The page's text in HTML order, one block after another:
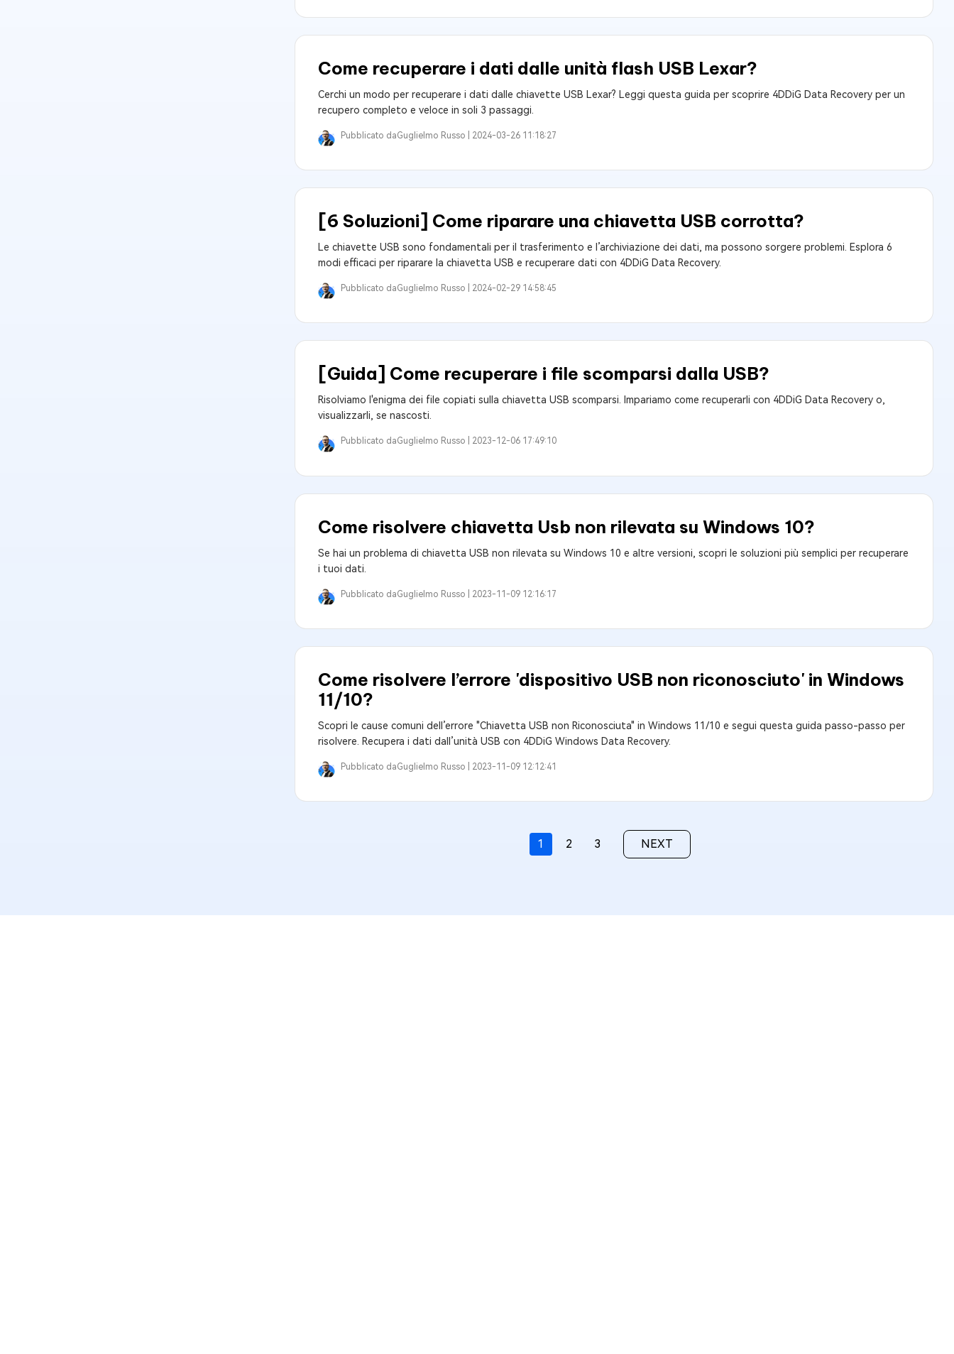
Come recuperare i dati dalle unità flash USB Lexar?
Cerchi un modo per recuperare i dati dalle chiavette USB Lexar? Leggi questa guida per scoprire 4DDiG Data Recovery per un
recupero completo e veloce in soli 3 passaggi.
Pubblicato daGuglielmo Russo | 2024-03-26 11:18:27
[6 Soluzioni] Come riparare una chiavetta USB corrotta?
Le chiavette USB sono fondamentali per il trasferimento e l’archiviazione dei dati, ma possono sorgere problemi. Esplora 6
modi efficaci per riparare la chiavetta USB e recuperare dati con 4DDiG Data Recovery.
Pubblicato daGuglielmo Russo | 2024-02-29 14:58:45
[Guida] Come recuperare i file scomparsi dalla USB?
Risolviamo l'enigma dei file copiati sulla chiavetta USB scomparsi. Impariamo come recuperarli con 4DDiG Data Recovery o,
visualizzarli, se nascosti.
Pubblicato daGuglielmo Russo | 2023-12-06 17:49:10
Come risolvere chiavetta Usb non rilevata su Windows 10?
Se hai un problema di chiavetta USB non rilevata su Windows 10 e altre versioni, scopri le soluzioni più semplici per recuperare
i tuoi dati.
Pubblicato daGuglielmo Russo | 2023-11-09 12:16:17
Come risolvere l’errore 'dispositivo USB non riconosciuto' in Windows
11/10?
Scopri le cause comuni dell’errore "Chiavetta USB non Riconosciuta" in Windows 11/10 e segui questa guida passo-passo per
risolvere. Recupera i dati dall’unità USB con 4DDiG Windows Data Recovery.
Pubblicato daGuglielmo Russo | 2023-11-09 12:12:41
1 2 3 NEXT